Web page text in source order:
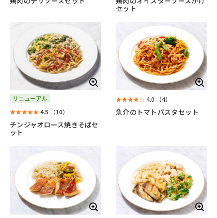
セット
リニューアル
★★★★★4.5 （10）
チンジャオロース焼きそばセ
ット
★★★★☆4.0 （4）
魚介のトマトパスタセット